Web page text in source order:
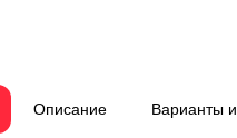
Описание Варианты